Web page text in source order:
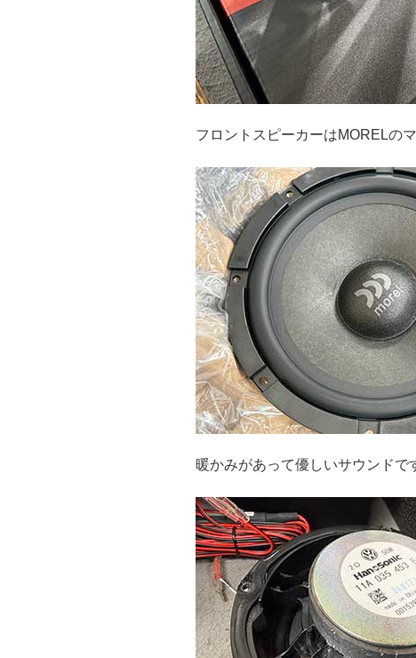
フロントスピーカーはMORELの
暖かみがあって優しいサウンドで